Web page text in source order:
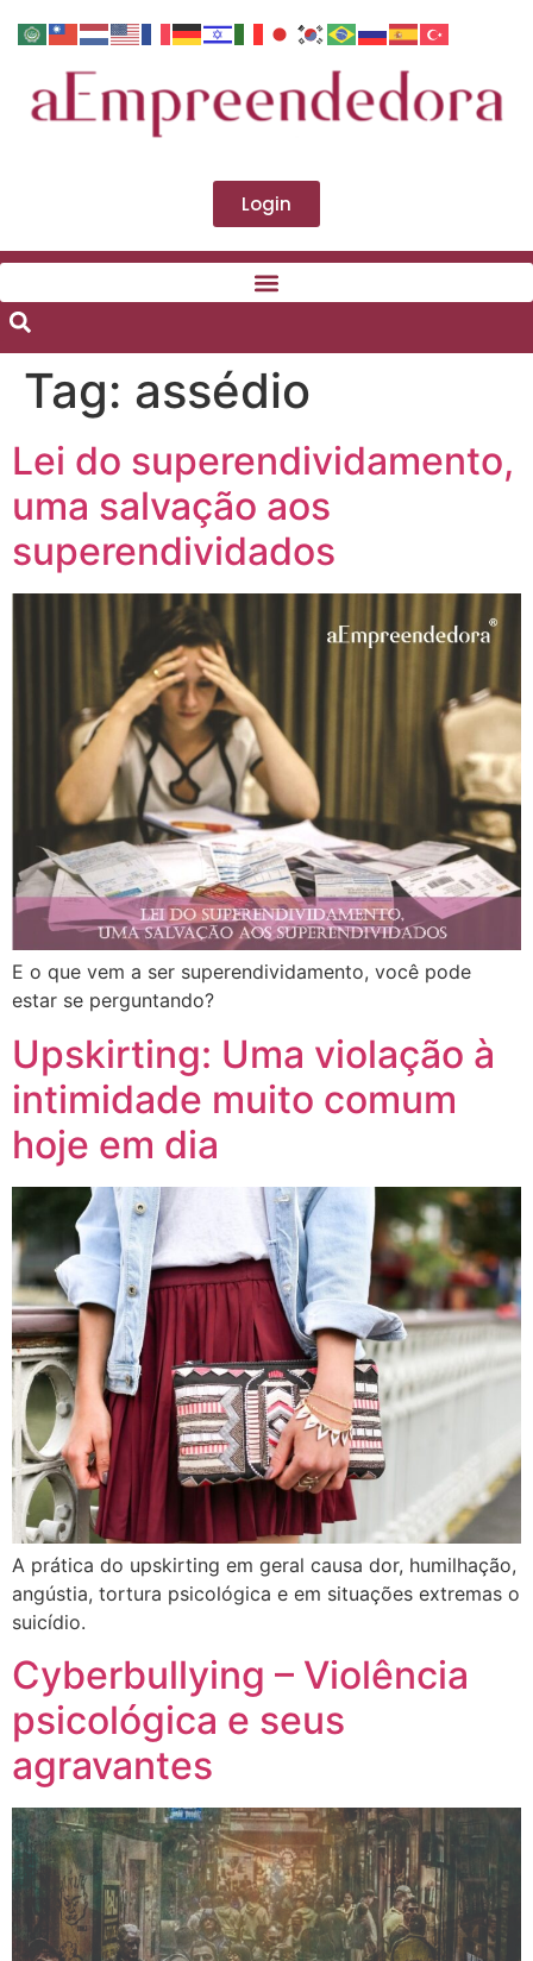
Login
Tag: assédio
Lei do superendividamento,
uma salvação aos
superendividados
E o que vem a ser superendividamento, você pode
estar se perguntando?
Upskirting: Uma violação à
intimidade muito comum
hoje em dia
A prática do upskirting em geral causa dor, humilhação,
angústia, tortura psicológica e em situações extremas o
suicídio.
Cyberbullying – Violência
psicológica e seus
agravantes